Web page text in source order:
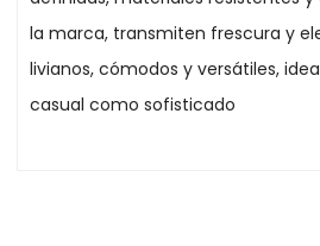
la marca, transmiten frescura y
livianos, cómodos y versátiles,
casual como sofisticado